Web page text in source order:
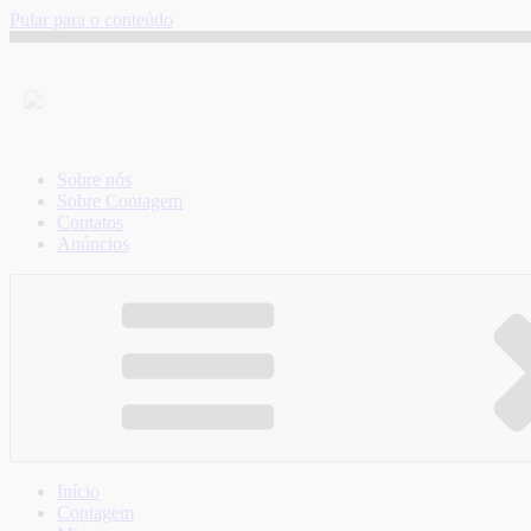
Pular para o conteúdo
Sobre nós
Sobre Contagem
Contatos
Anúncios
Início
Contagem